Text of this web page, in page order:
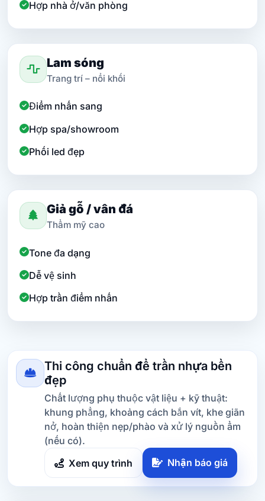
Hợp nhà ở/văn phòng
Lam sóng
Trang trí – nổi khối
Điểm nhấn sang
Hợp spa/showroom
Phối led đẹp
Giả gỗ / vân đá
Thẩm mỹ cao
Tone đa dạng
Dễ vệ sinh
Hợp trần điểm nhấn
Thi công chuẩn để trần nhựa bền
đẹp
Chất lượng phụ thuộc vật liệu + kỹ thuật:
khung phẳng, khoảng cách bắn vít, khe giãn
nở, hoàn thiện nẹp/phào và xử lý nguồn ẩm
(nếu có).
Xem quy trình
Nhận báo giá